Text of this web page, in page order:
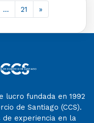
… 21 »
lucro fundada en 1992
de Santiago (CCS).
de experiencia en la